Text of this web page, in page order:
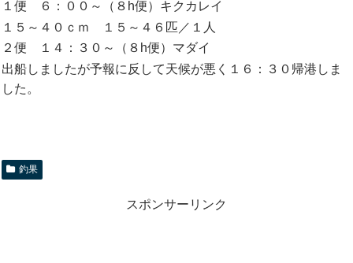
１便 ６：００～（８h便）キクカレイ
１５～４０ｃｍ １５～４６匹／１人
２便 １４：３０～（８h便）マダイ
出船しましたが予報に反して天候が悪く１６：３０帰港しま
した。
釣果
スポンサーリンク